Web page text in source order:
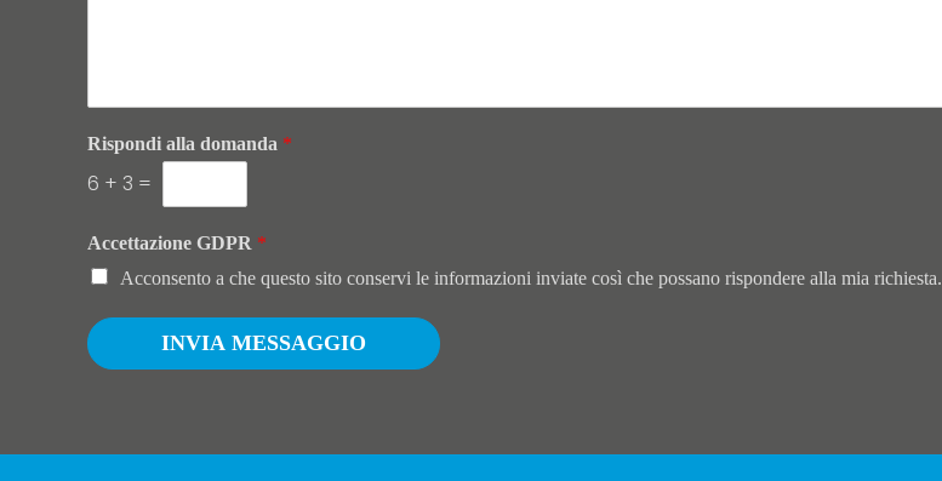
Rispondi alla domanda *
6 + 3 =
Accettazione GDPR *
Acconsento a che questo sito conservi le informazioni inviate così che possano rispondere alla mia richiesta.
INVIA MESSAGGIO